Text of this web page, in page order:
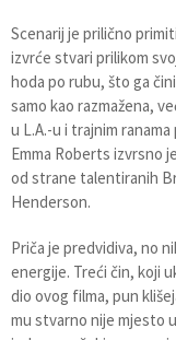
Scenarij je prilično
izvrće stvari prilikom
hoda po rubu, što ga
samo kao razmažena,
u L.A.-u i trajnim
Emma Roberts izvrsno
od strane talentiranih
Henderson.
Priča je predvidiva, no
energije. Treći čin, koji
dio ovog filma, pun
mu stvarno nije mjesto